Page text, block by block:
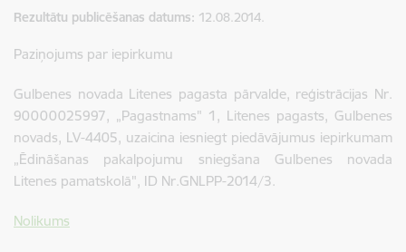
Rezultātu publicēšanas datums 12.08.2014.
Paziņojums par iepirkumu
Gulbenes novada Litenes pagasta pārvalde, reģistrācijas Nr.
90000025997, „Pagastnams" 1, Litenes pagasts, Gulbenes
novads, LV-4405, uzaicina iesniegt piedāvājumus iepirkumam
„Ēdināšanas pakalpojumu sniegšana Gulbenes novada
Litenes pamatskolā", ID Nr.GNLPP-2014/3.
Nolikums